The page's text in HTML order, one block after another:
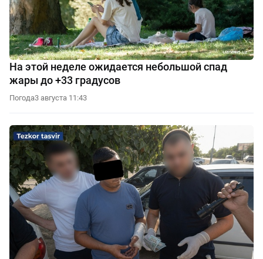
На этой неделе ожидается небольшой спад
жары до +33 градусов
Погода3 августа 11:43